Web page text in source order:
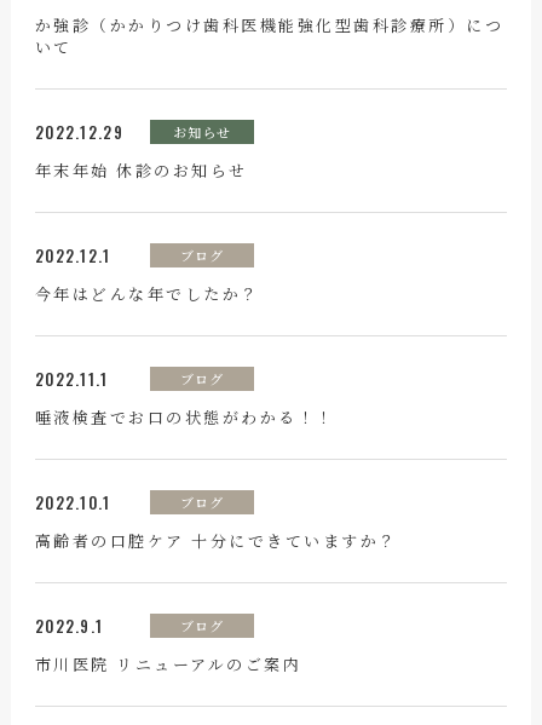
か強診（かかりつけ歯科医機能強化型歯科診療所）につ
いて
2022.12.29 お知らせ
年末年始 休診のお知らせ
2022.12.1 ブログ
今年はどんな年でしたか？
2022.11.1 ブログ
唾液検査でお口の状態がわかる！！
2022.10.1 ブログ
高齢者の口腔ケア 十分にできていますか？
2022.9.1 ブログ
市川医院 リニューアルのご案内